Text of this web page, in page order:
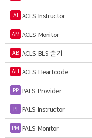
AI ACLS Instructor
AM ACLS Monitor
AB ACLS BLS 술기
AH ACLS Heartcode
PP PALS Provider
PI PALS Instructor
PM PALS Monitor